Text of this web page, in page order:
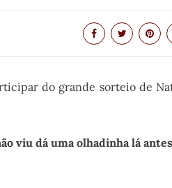
do grande sorteio de
viu dá uma olhadinha lá